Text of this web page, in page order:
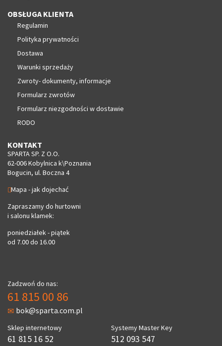
OBSŁUGA KLIENTA
Regulamin
Polityka prywatności
Dostawa
Warunki sprzedaży
Zwroty- dokumenty, informacje
Formularz zwrotów
Formularz niezgodności w dostawie
RODO
KONTAKT
SPARTA SP. Z O.O.
62-006 Kobylnica k\Poznania
Bogucin, ul. Boczna 4
Mapa - jak dojechać
Zapraszamy do hurtowni
i salonu klamek:
poniedziałek - piątek
od 7.00 do 16.00
Zadzwoń do nas:
61 815 00 86
bok@sparta.com.pl
Sklep internetowy
61 815 16 52
Systemy Master Key
512 093 547